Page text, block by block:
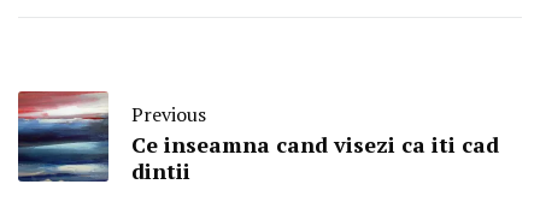
Previous
Ce inseamna cand visezi ca iti cad
dintii